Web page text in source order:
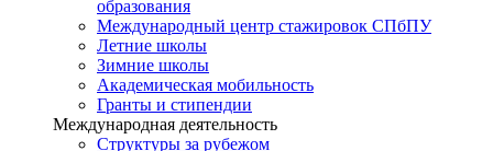
образования
Международный центр стажировок СПбПУ
Летние школы
Зимние школы
Академическая мобильность
Гранты и стипендии
Международная деятельность
Структуры за рубежом